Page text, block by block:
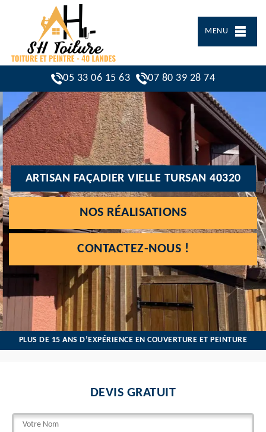
MENU
05 33 06 15 63 07 80 39 28 74
ARTISAN FAÇADIER VIELLE TURSAN 40320
NOS RÉALISATIONS
CONTACTEZ-NOUS !
PLUS DE 15 ANS D’EXPÉRIENCE EN COUVERTURE ET PEINTURE
DEVIS GRATUIT